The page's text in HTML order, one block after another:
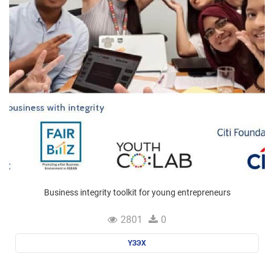
Business integrity toolkit for young entrepreneurs
2801 0
ҮЗЭХ